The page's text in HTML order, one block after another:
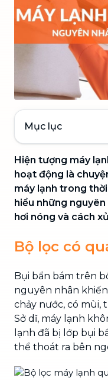
Mục lục
Hiện tượng máy
hoạt động là
máy lạnh trong
hiểu những
hơi nóng và cách
Bộ lọc có
Bụi bẩn bám trên
nguyên nhân
chảy nước, có mùi,
Sở dĩ, máy lạnh
lạnh đã bị lớp bụi
thể thoát ra bên